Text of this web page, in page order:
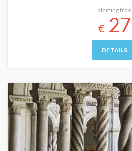
starting from
€ 27
DETAILS